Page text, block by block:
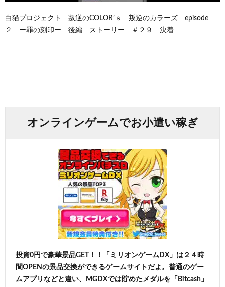
白猫プロジェクト 叛逆のCOLOR’ｓ 叛逆のカラーズ episode
２ ー罪の刻印ー 後編 ストーリー ＃２９ 決着
オンラインゲームでお小遣い稼ぎ
投資0円で豪華景品GET！！「ミリオンゲームDX」は２４時
間OPENの景品交換ができるゲームサイトだよ。普通のゲー
ムアプリなどと違い、MGDXでは貯めたメダルを「Bitcash」